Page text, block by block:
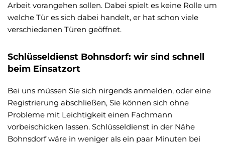
Arbeit vorangehen sollen. Dabei spielt es keine Rolle um
welche Tür es sich dabei handelt, er hat schon viele
verschiedenen Türen geöffnet.
Schlüsseldienst Bohnsdorf: wir sind schnell
beim Einsatzort
Bei uns müssen Sie sich nirgends anmelden, oder eine
Registrierung abschließen, Sie können sich ohne
Probleme mit Leichtigkeit einen Fachmann
vorbeischicken lassen. Schlüsseldienst in der Nähe
Bohnsdorf wäre in weniger als ein paar Minuten bei